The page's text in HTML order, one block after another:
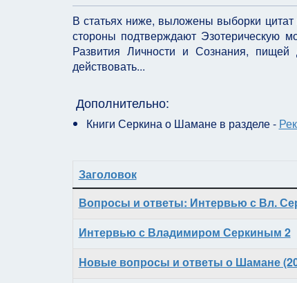
В статьях ниже, выложены выборки
стороны подтверждают Эзотерическую
Развития Личности и Сознания,
действовать...
Дополнительно:
Книги Серкина о Шамане в разделе -
Материалы
Заголовок
Вопросы и ответы: Интервью с Вл.
Интервью с Владимиром Серкиным 2
Новые вопросы и ответы о Шамане